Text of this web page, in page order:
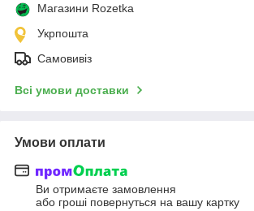
Магазини Rozetka
Укрпошта
Самовивіз
Всі умови доставки
Умови оплати
Ви отримаєте замовлення
або гроші повернуться на вашу картку